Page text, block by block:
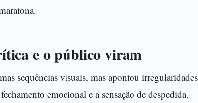
e o público viram
sequências visuais, mas apontou irregularidades
emocional e a sensação de despedida.